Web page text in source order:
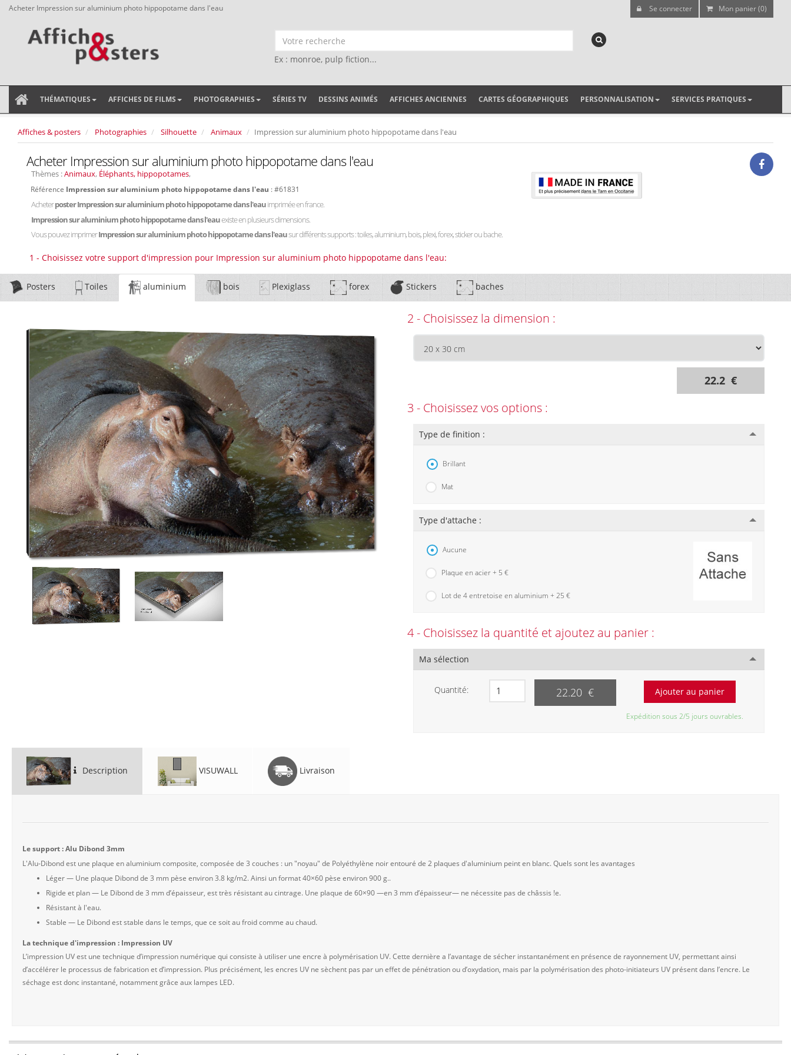
Acheter Impression sur aluminium photo hippopotame dans l'eau Se connecter Mon panier (0)
Ex : monroe, pulp fiction...
THÉMATIQUES AFFICHES DE FILMS PHOTOGRAPHIES SÉRIES TV DESSINS ANIMÉS AFFICHES ANCIENNES CARTES GÉOGRAPHIQUES PERSONNALISATION SERVICES PRATIQUES
Affiches & posters Photographies Silhouette Animaux Impression sur aluminium photo hippopotame dans l'eau
Acheter Impression sur aluminium photo hippopotame dans l'eau
Thèmes :Animaux, Éléphants, hippopotames,
Référence Impression sur aluminium photo hippopotame dans l'eau : #61831
Acheterposter Impression sur aluminium photo hippopotame dans l'eauimprimée en france.
Impression sur aluminium photo hippopotame dans l'eauexiste en plusieurs dimensions.
Vous pouvez imprimerImpression sur aluminium photo hippopotame dans l'eausur différents supports : toiles, aluminium, bois, plexi, forex, sticker ou bache.
1 - Choisissez votre support d'impression pour Impression sur aluminium photo hippopotame dans l'eau:
Posters Toiles aluminium bois Plexiglass forex Stickers baches
2 - Choisissez la dimension :
22.2 €
3 - Choisissez vos options :
Type de finition :
Brillant
Mat
Type d'attache :
Aucune
Plaque en acier + 5 €
Lot de 4 entretoise en aluminium + 25 €
4 - Choisissez la quantité et ajoutez au panier :
Ma sélection
Quantité: 22.20 €
Expédition sous 2/5 jours ouvrables.
Description VISUWALL Livraison
Le support : Alu Dibond 3mm
L'Alu-Dibond est une plaque en aluminium composite, composée de 3 couches : un "noyau" de Polyéthylène noir entouré de 2 plaques d'aluminium peint en blanc. Quels sont les avantages
Léger — Une plaque Dibond de 3 mm pèse environ 3.8 kg/m2. Ainsi un format 40×60 pèse environ 900 g..
Rigide et plan — Le Dibond de 3 mm d’épaisseur, est très résistant au cintrage. Une plaque de 60×90 —en 3 mm d’épaisseur— ne nécessite pas de châssis !e.
Résistant à l'eau.
Stable — Le Dibond est stable dans le temps, que ce soit au froid comme au chaud.
La technique d'impression : Impression UV
L’impression UV est une technique d’impression numérique qui consiste à utiliser une encre à polymérisation UV. Cette dernière a l’avantage de sécher instantanément en présence de rayonnement UV, permettant ainsi
d’accélérer le processus de fabrication et d’impression. Plus précisément, les encres UV ne sèchent pas par un effet de pénétration ou d’oxydation, mais par la polymérisation des photo-initiateurs UV présent dans l’encre. Le
séchage est donc instantané, notamment grâce aux lampes LED.